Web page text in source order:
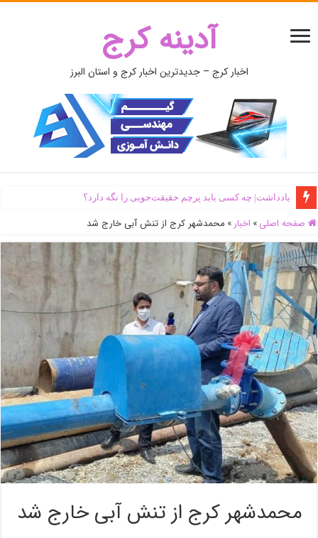
آدینه کرج
اخبار کرج – جدیدترین اخبار کرج و استان البرز
یادداشت| ‌چه کسی باید پرچم حقیقت‌جویی را نگه دارد؟
صفحه اصلی » اخبار » محمدشهر کرج از تنش آبی خارج شد
محمدشهر کرج از تنش آبی خارج شد